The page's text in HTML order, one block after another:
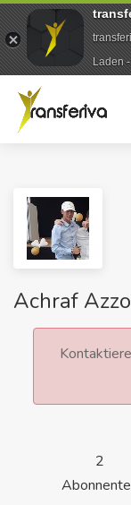
Achraf
2
Laden